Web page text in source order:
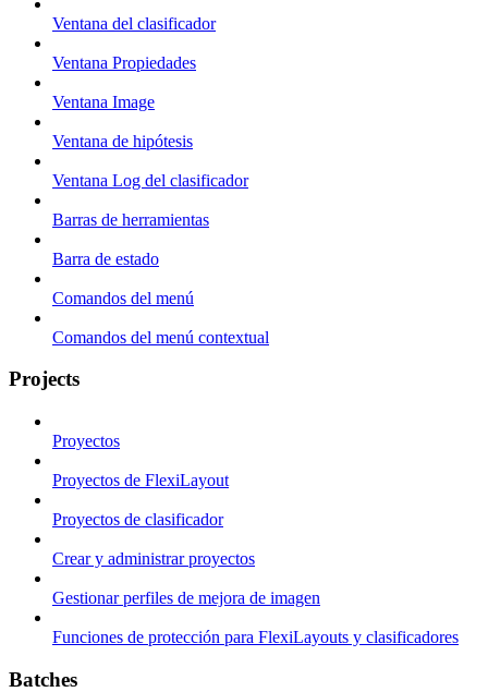
Ventana del clasificador
Ventana Propiedades
Ventana Image
Ventana de hipótesis
Ventana Log del clasificador
Barras de herramientas
Barra de estado
Comandos del menú
Comandos del menú contextual
Projects
Proyectos
Proyectos de FlexiLayout
Proyectos de clasificador
Crear y administrar proyectos
Gestionar perfiles de mejora de imagen
Funciones de protección para FlexiLayouts y clasificadores
Batches